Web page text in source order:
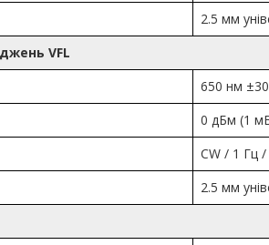
2.5 мм
VFL
650 нм
0 дБм (1
CW / 1 Гц /
2.5 мм